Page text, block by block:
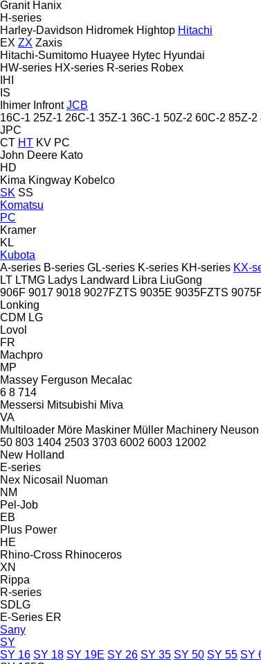
Granit Hanix
H-series
Harley-Davidson Hidromek Hightop Hitachi
EX ZX Zaxis
Hitachi-Sumitomo Huayee Hytec Hyundai
HW-series HX-series R-series Robex
IHI
IS
Ihimer Infront JCB
16C-1 25Z-1 26C-1 35Z-1 36C-1 50Z-2 60C-2 85Z-2
JPC
CT HT KV PC
John Deere Kato
HD
Kima Kingway Kobelco
SK SS
Komatsu
PC
Kramer
KL
Kubota
A-series B-series GL-series K-series KH-series KX-
LT LTMG Ladys Landward Libra LiuGong
906F 9017 9018 9027FZTS 9035E 9035FZTS
Lonking
CDM LG
Lovol
FR
Machpro
MP
Massey Ferguson Mecalac
6 8 714
Messersi Mitsubishi Miva
VA
Multiloader Möre Maskiner Müller Machinery Neuson
50 803 1404 2503 3703 6002 6003 12002
New Holland
E-series
Nex Nicosail
Nuoman
NM
Pel-Job
EB
Plus Power
HE
Rhino-Cross Rhinoceros
XN
Rippa
R-series
SDLG
E-Series ER
Sany
SY
SY 16 SY 18 SY 19E SY 26 SY 35 SY 50 SY 55 SY